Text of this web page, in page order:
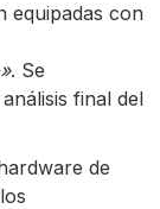
equipadas con
. Se
final del
de